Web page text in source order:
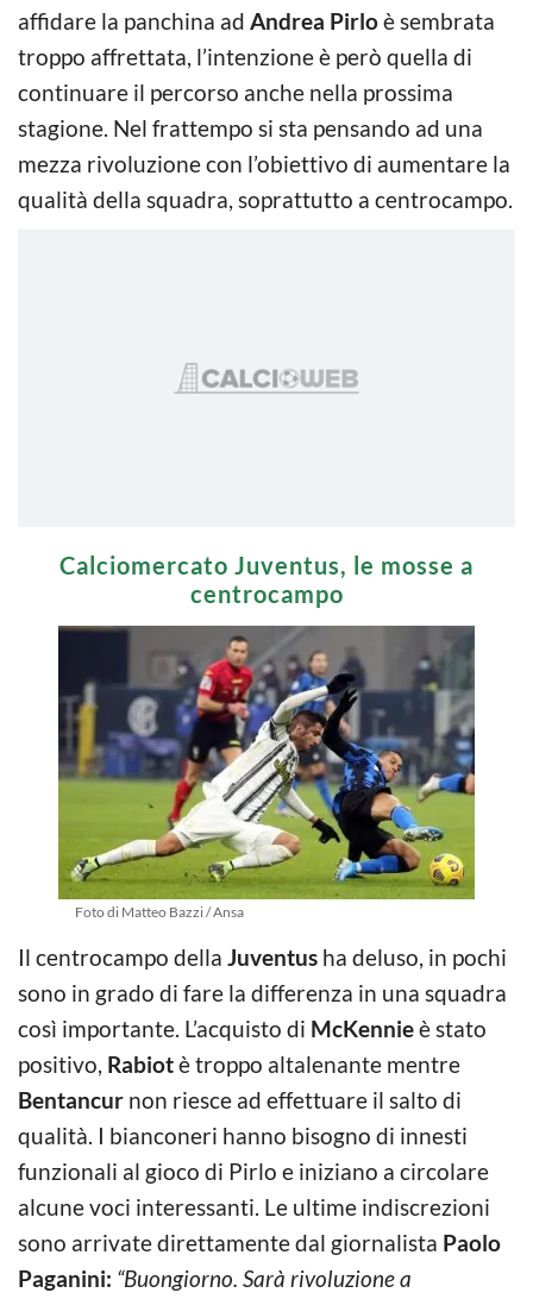
affidare la panchina ad Andrea Pirloè sembrata
troppo affrettata, l’intenzione è però quella di
continuare il percorso anche nella prossima
stagione. Nel frattempo si sta pensando ad una
mezza rivoluzione con l’obiettivo di aumentare la
qualità della squadra, soprattutto a centrocampo.
Calciomercato Juventus, le mosse a
centrocampo
Foto di Matteo Bazzi / Ansa
Il centrocampo della Juventus ha deluso, in pochi
sono in grado di fare la differenza in una squadra
così importante. L’acquisto di McKennieè stato
positivo, Rabiotè troppo altalenante mentre
Bentancur non riesce ad effettuare il salto di
qualità. I bianconeri hanno bisogno di innesti
funzionali al gioco di Pirlo e iniziano a circolare
alcune voci interessanti. Le ultime indiscrezioni
sono arrivate direttamente dal giornalista Paolo
Paganini: “Buongiorno. Sarà rivoluzione a